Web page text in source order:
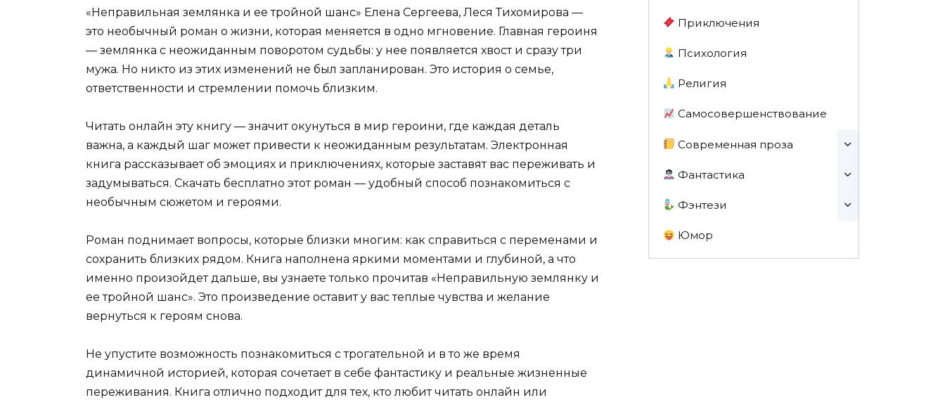
«Неправильная землянка и ее тройной шанс» Елена Сергеева, Леся Тихомирова —
это необычный роман о жизни, которая меняется в одно мгновение. Главная героиня
— землянка с неожиданным поворотом судьбы: у нее появляется хвост и сразу три
мужа. Но никто из этих изменений не был запланирован. Это история о семье,
ответственности и стремлении помочь близким.
Читать онлайн эту книгу — значит окунуться в мир героини, где каждая деталь
важна, а каждый шаг может привести к неожиданным результатам. Электронная
книга рассказывает об эмоциях и приключениях, которые заставят вас переживать и
задумываться. Скачать бесплатно этот роман — удобный способ познакомиться с
необычным сюжетом и героями.
Роман поднимает вопросы, которые близки многим: как справиться с переменами и
сохранить близких рядом. Книга наполнена яркими моментами и глубиной, а что
именно произойдет дальше, вы узнаете только прочитав «Неправильную землянку и
ее тройной шанс». Это произведение оставит у вас теплые чувства и желание
вернуться к героям снова.
Не упустите возможность познакомиться с трогательной и в то же время
динамичной историей, которая сочетает в себе фантастику и реальные жизненные
переживания. Книга отлично подходит для тех, кто любит читать онлайн или
Приключения
Психология
Религия
Самосовершенствование
Современная проза
Фантастика
Фэнтези
Юмор